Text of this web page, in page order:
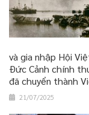
và gia nhập Hội
Đức Cảnh chính
đã chuyển thành
21/07/2025